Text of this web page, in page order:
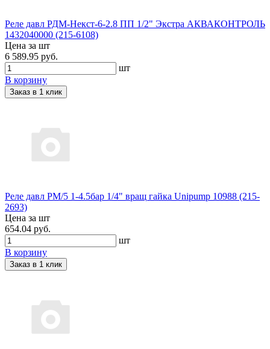
Реле давл РДМ-Некст-6-2.8 ПП 1/2" Экстра АКВАКОНТРОЛЬ
1432040000 (215-6108)
Цена за шт
6 589.95 руб.
шт
В корзину
Заказ в 1 клик
Реле давл РМ/5 1-4.5бар 1/4" вращ гайка Unipump 10988 (215-
2693)
Цена за шт
654.04 руб.
шт
В корзину
Заказ в 1 клик